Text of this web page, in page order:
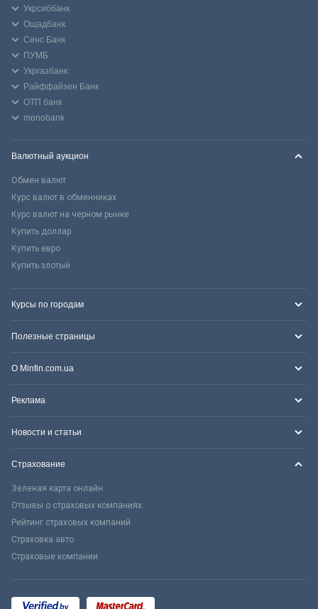
Укрсиббанк
Ощадбанк
Сенс Банк
ПУМБ
Укргазбанк
Райффайзен Банк
ОТП банк
monobank
Валютный аукцион
Обмен валют
Курс валют в обменниках
Курс валют на черном рынке
Купить доллар
Купить евро
Купить злотый
Курсы по городам
Полезные страницы
О Minfin.com.ua
Реклама
Новости и статьи
Страхование
Зеленая карта онлайн
Отзывы о страховых компаниях
Рейтинг страховых компаний
Страховка авто
Страховые компании